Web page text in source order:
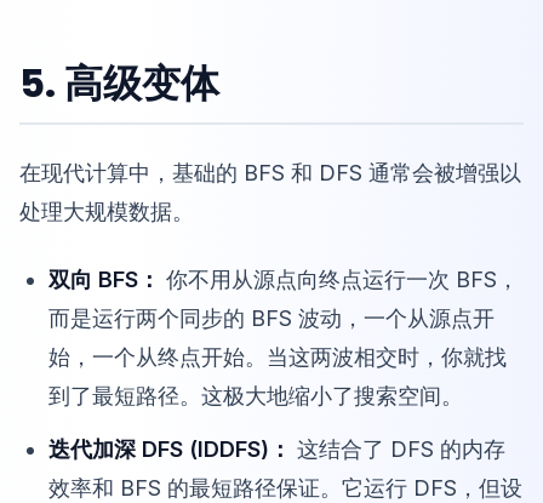
5. 高级变体
在现代计算中，基础的 BFS 和 DFS 通常会被增强以
处理大规模数据。
双向 BFS： 你不用从源点向终点运行一次 BFS，
而是运行两个同步的 BFS 波动，一个从源点开
始，一个从终点开始。当这两波相交时，你就找
到了最短路径。这极大地缩小了搜索空间。
迭代加深 DFS (IDDFS)： 这结合了 DFS 的内存
效率和 BFS 的最短路径保证。它运行 DFS，但设